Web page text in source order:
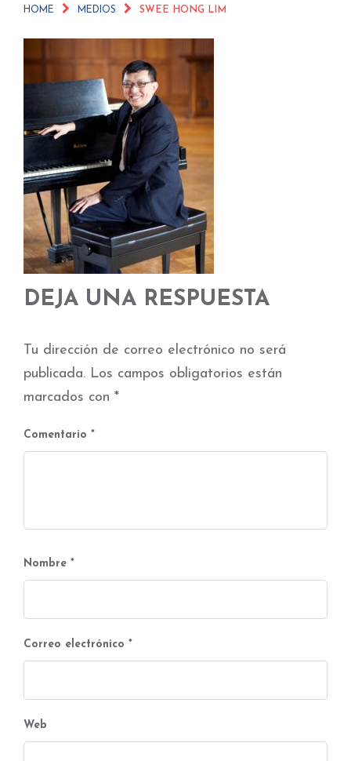
HOME MEDIOS SWEE HONG LIM
DEJA UNA RESPUESTA
Tu dirección de correo electrónico no será
publicada. Los campos obligatorios están
marcados con *
Comentario *
Nombre *
Correo electrónico *
Web